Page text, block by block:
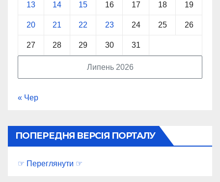
Липень 2026
13 14 15 16 17 18 19
20 21 22 23 24 25 26
27 28 29 30 31
« Чер
ПОПЕРЕДНЯ ВЕРСІЯ ПОРТАЛУ
☞ Переглянути ☞